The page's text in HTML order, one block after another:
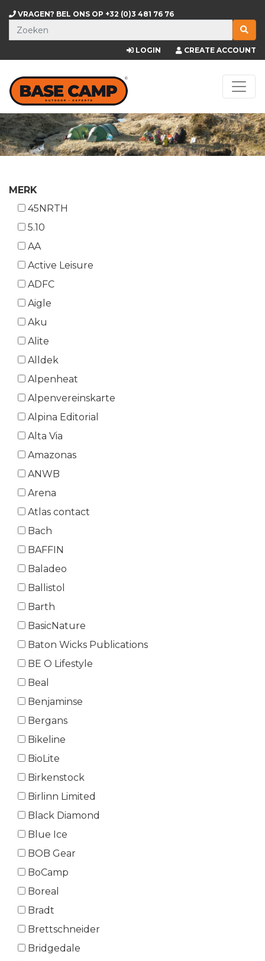
VRAGEN? BEL ONS OP +32 (0)3 481 76 76
LOGIN CREATE ACCOUNT
MERK
45NRTH
5.10
AA
Active Leisure
ADFC
Aigle
Aku
Alite
Alldek
Alpenheat
Alpenvereinskarte
Alpina Editorial
Alta Via
Amazonas
ANWB
Arena
Atlas contact
Bach
BAFFIN
Baladeo
Ballistol
Barth
BasicNature
Baton Wicks Publications
BE O Lifestyle
Beal
Benjaminse
Bergans
Bikeline
BioLite
Birkenstock
Birlinn Limited
Black Diamond
Blue Ice
BOB Gear
BoCamp
Boreal
Bradt
Brettschneider
Bridgedale